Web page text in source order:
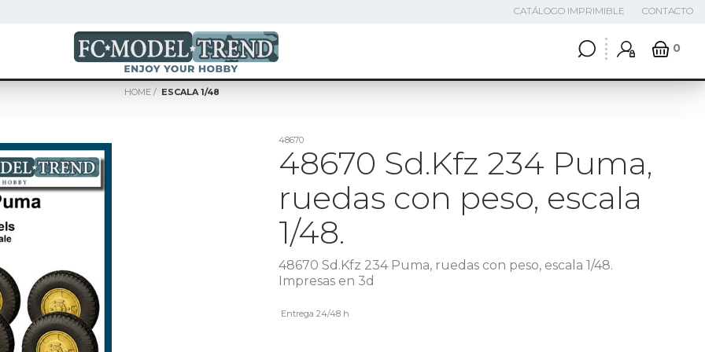
0
CATÁLOGO IMPRIMIBLE CONTACTO
HOME ESCALA 1/48
48670
48670 Sd.Kfz 234 Puma,
ruedas con peso, escala
1/48.
48670 Sd.Kfz 234 Puma, ruedas con peso, escala 1/48.
Impresas en 3d
Entrega 24/48 h